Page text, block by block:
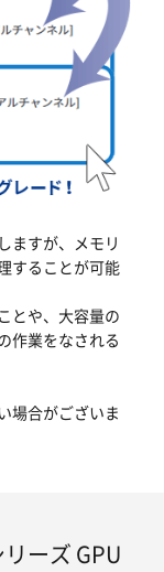
ますが、メモリ
することが可能
とや、大容量の
作業をなされる
場合がございま
ーズ GPU